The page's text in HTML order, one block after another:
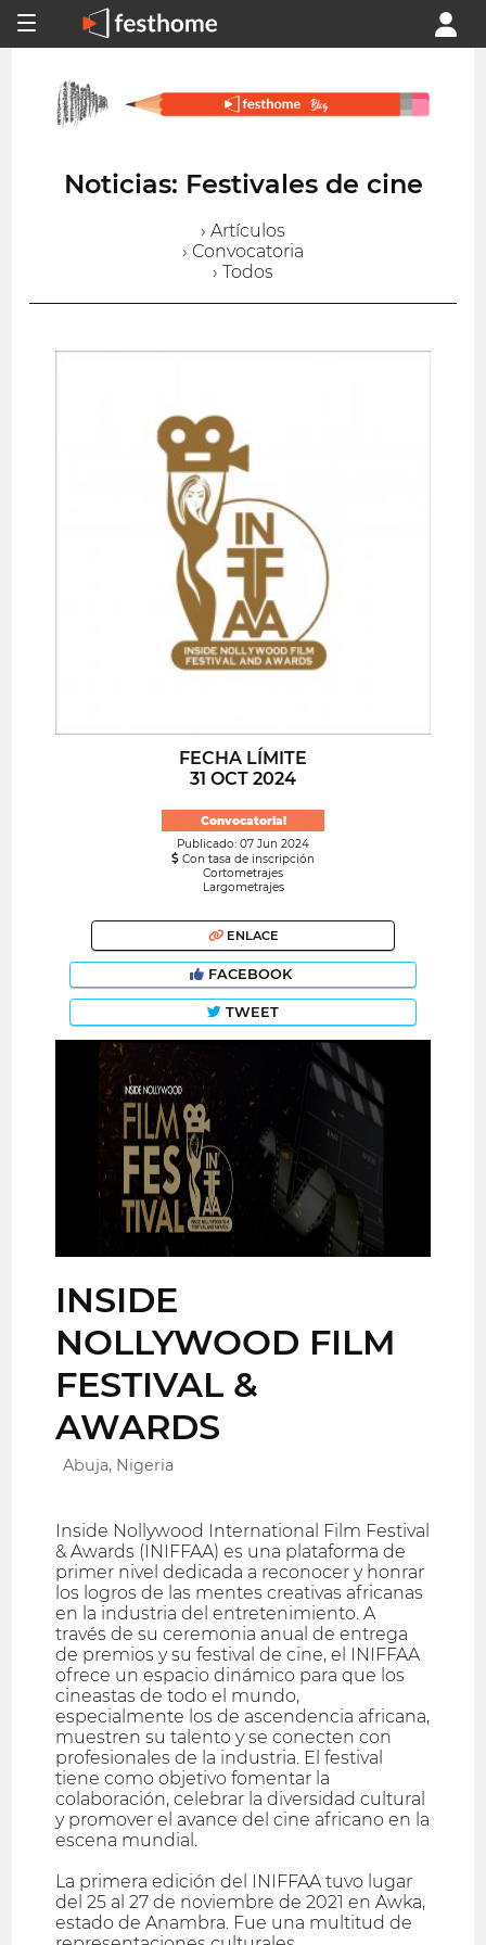
Noticias: Festivales de cine
› Artículos
› Convocatoria
› Todos
FECHA LÍMITE
31 OCT 2024
Convocatoria!
Publicado: 07 Jun 2024
Con tasa de inscripción
Cortometrajes
Largometrajes
ENLACE
FACEBOOK
TWEET
INSIDE
NOLLYWOOD FILM
FESTIVAL &
AWARDS
Abuja, Nigeria
Inside Nollywood International Film Festival
& Awards (INIFFAA) es una plataforma de
primer nivel dedicada a reconocer y honrar
los logros de las mentes creativas africanas
en la industria del entretenimiento. A
través de su ceremonia anual de entrega
de premios y su festival de cine, el INIFFAA
ofrece un espacio dinámico para que los
cineastas de todo el mundo,
especialmente los de ascendencia africana,
muestren su talento y se conecten con
profesionales de la industria. El festival
tiene como objetivo fomentar la
colaboración, celebrar la diversidad cultural
y promover el avance del cine africano en la
escena mundial.
La primera edición del INIFFAA tuvo lugar
del 25 al 27 de noviembre de 2021 en Awka,
estado de Anambra. Fue una multitud de